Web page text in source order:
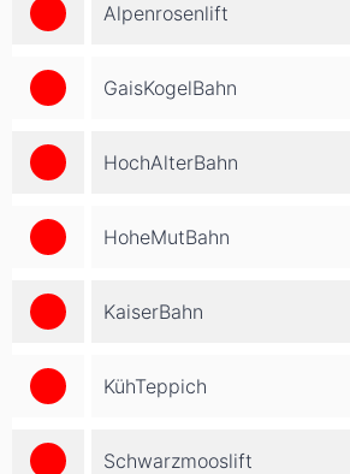
Alpenrosenlift
GaisKogelBahn
HochAlterBahn
HoheMutBahn
KaiserBahn
KühTeppich
Schwarzmooslift